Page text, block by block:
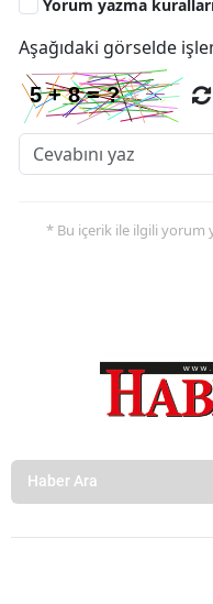
Yorum yazma
Aşağıdaki görselde
* Bu içerik ile ilgili yorum